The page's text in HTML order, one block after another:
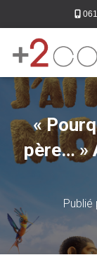
«
père… »
Publié